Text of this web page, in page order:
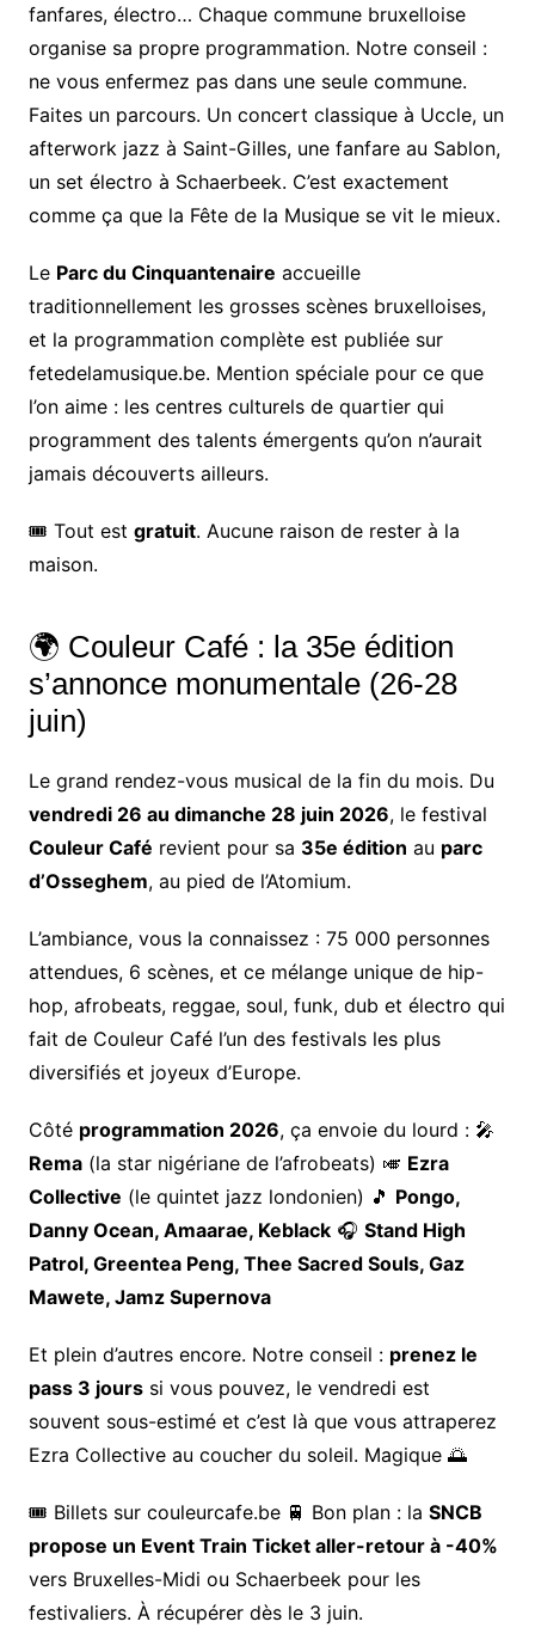
fanfares, électro… Chaque commune bruxelloise
organise sa propre programmation. Notre conseil :
ne vous enfermez pas dans une seule commune.
Faites un parcours. Un concert classique à Uccle, un
afterwork jazz à Saint-Gilles, une fanfare au Sablon,
un set électro à Schaerbeek. C’est exactement
comme ça que la Fête de la Musique se vit le mieux.
Le Parc du Cinquantenaire accueille
traditionnellement les grosses scènes bruxelloises,
et la programmation complète est publiée sur
fetedelamusique.be. Mention spéciale pour ce que
l’on aime : les centres culturels de quartier qui
programment des talents émergents qu’on n’aurait
jamais découverts ailleurs.
🎟️ Tout est gratuit. Aucune raison de rester à la
maison.
🌍 Couleur Café : la 35e édition
s’annonce monumentale (26-28
juin)
Le grand rendez-vous musical de la fin du mois. Du
vendredi 26 au dimanche 28 juin 2026, le festival
Couleur Café revient pour sa 35e édition au parc
d’Osseghem, au pied de l’Atomium.
L’ambiance, vous la connaissez : 75 000 personnes
attendues, 6 scènes, et ce mélange unique de hip-
hop, afrobeats, reggae, soul, funk, dub et électro qui
fait de Couleur Café l’un des festivals les plus
diversifiés et joyeux d’Europe.
Côté programmation 2026, ça envoie du lourd : 🎤
Rema(la star nigériane de l’afrobeats) 🎺 Ezra
Collective (le quintet jazz londonien) 🎵 Pongo,
Danny Ocean, Amaarae, Keblack🎧 Stand High
Patrol, Greentea Peng, Thee Sacred Souls, Gaz
Mawete, Jamz Supernova
Et plein d’autres encore. Notre conseil : prenez le
pass 3 jourssi vous pouvez, le vendredi est
souvent sous-estimé et c’est là que vous attraperez
Ezra Collective au coucher du soleil. Magique 🌅
🎟️ Billets sur couleurcafe.be 🚆 Bon plan : la SNCB
propose un Event Train Ticket aller-retour à -40%
vers Bruxelles-Midi ou Schaerbeek pour les
festivaliers. À récupérer dès le 3 juin.